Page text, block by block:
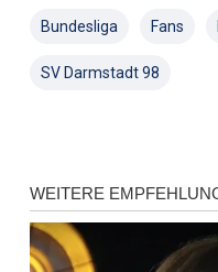
Bundesliga Fans
SV Darmstadt 98